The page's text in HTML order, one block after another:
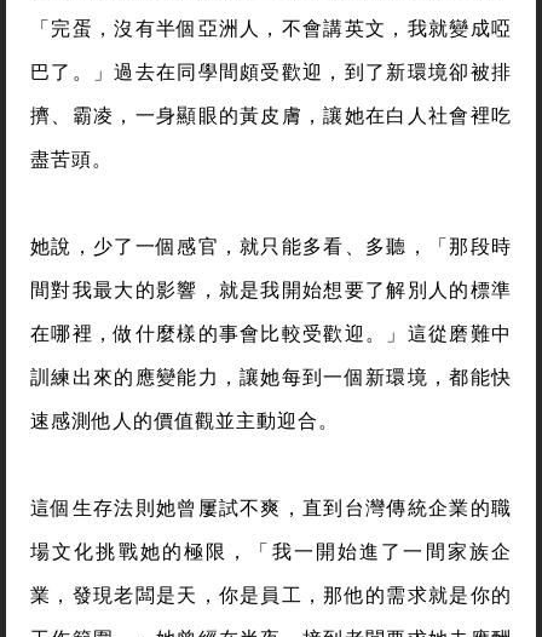
「完蛋，沒有半個亞洲人，不會講英文，我就變成啞
巴了。」過去在同學間頗受歡迎，到了新環境卻被排
擠、霸凌，一身顯眼的黃皮膚，讓她在白人社會裡吃
盡苦頭。
她說，少了一個感官，就只能多看、多聽，「那段時
間對我最大的影響，就是我開始想要了解別人的標準
在哪裡，做什麼樣的事會比較受歡迎。」這從磨難中
訓練出來的應變能力，讓她每到一個新環境，都能快
速感測他人的價值觀並主動迎合。
這個生存法則她曾屢試不爽，直到台灣傳統企業的職
場文化挑戰她的極限，「我一開始進了一間家族企
業，發現老闆是天，你是員工，那他的需求就是你的